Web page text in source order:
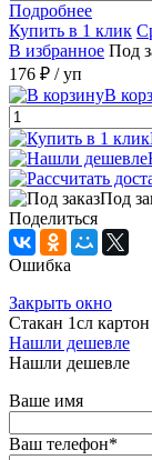
Подробнее
Купить в 1 клик
В избранное Под
176 ₽ / уп
В
Под
Поделиться
Ошибка
Закрыть окно
Стакан 1сл
Нашли дешевле
Нашли дешевле
Ваше имя
Ваш телефон*